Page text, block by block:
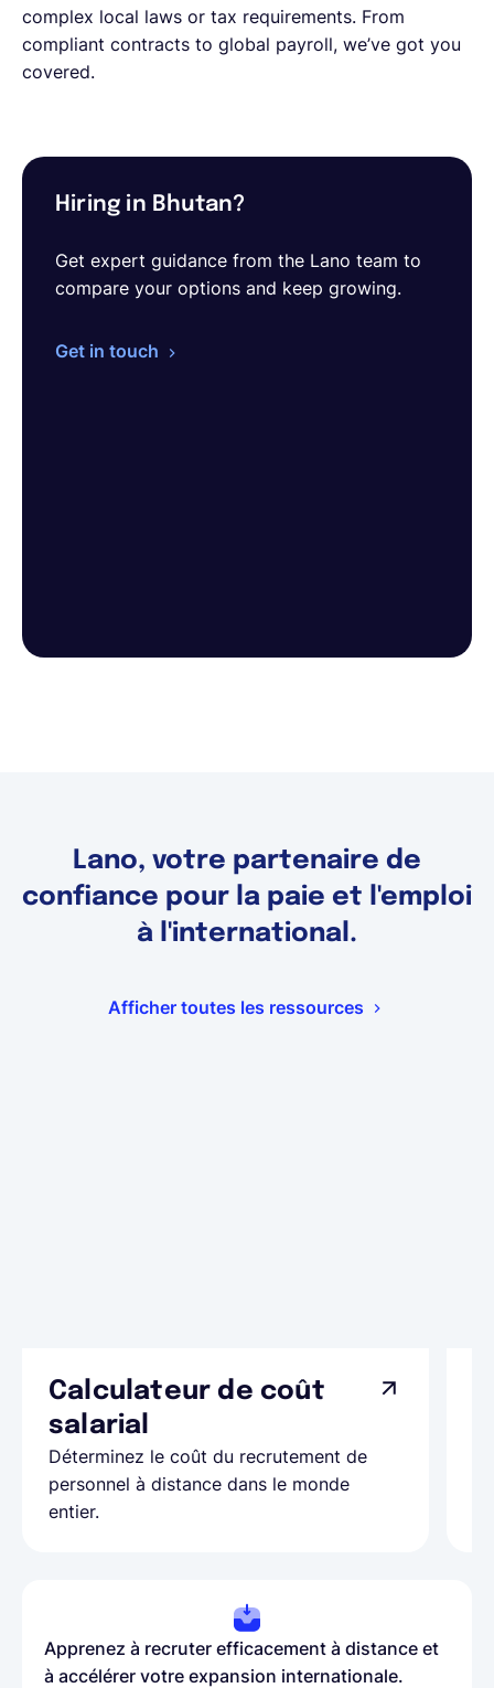
complex local laws or tax requirements. From
compliant contracts to global payroll, we’ve got you
covered.
Hiring in Bhutan?
Get expert guidance from the Lano team to
compare your options and keep growing.
Get in touch
Lano, votre partenaire de
confiance pour la paie et l'emploi
à l'international.
Afficher toutes les ressources
Calculateur de coût
salarial
Déterminez le coût du recrutement de
personnel à distance dans le monde
entier.
Apprenez à recruter efficacement à distance et
à accélérer votre expansion internationale.